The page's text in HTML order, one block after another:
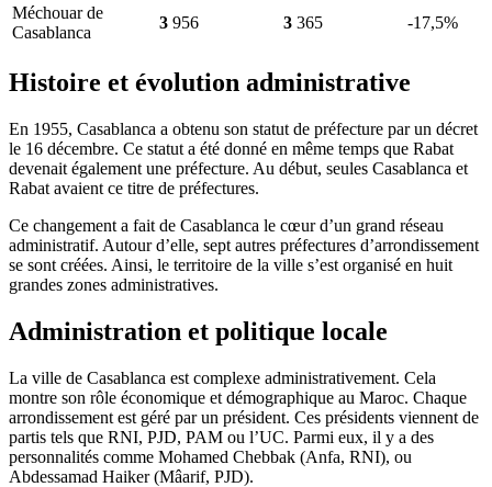
Méchouar de
Casablanca
3 956 3 365 -17,5%
Histoire et évolution administrative
En 1955, Casablanca a obtenu son statut de préfecture par un décret
le 16 décembre. Ce statut a été donné en même temps que Rabat
devenait également une préfecture. Au début, seules Casablanca et
Rabat avaient ce titre de préfectures.
Ce changement a fait de Casablanca le cœur d’un grand réseau
administratif. Autour d’elle, sept autres préfectures d’arrondissement
se sont créées. Ainsi, le territoire de la ville s’est organisé en huit
grandes zones administratives.
Administration et politique locale
La ville de Casablanca est complexe administrativement. Cela
montre son rôle économique et démographique au Maroc. Chaque
arrondissement est géré par un président. Ces présidents viennent de
partis tels que RNI, PJD, PAM ou l’UC. Parmi eux, il y a des
personnalités comme Mohamed Chebbak (Anfa, RNI), ou
Abdessamad Haiker (Mâarif, PJD).